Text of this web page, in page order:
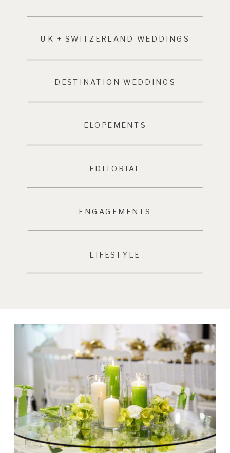
UK + SWITZERLAND WEDDINGS
DESTINATION WEDDINGS
ELOPEMENTS
EDITORIAL
ENGAGEMENTS
LIFESTYLE